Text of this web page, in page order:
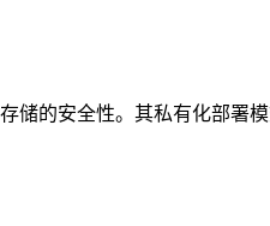
储的安全性。其私有化部署